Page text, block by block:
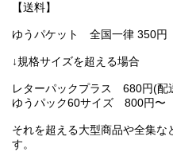
【送料】
ゆうパケット 全国一律 350円
↓規格サイズを超える場合
レターパックプラス 680円(配
ゆうパック60サイズ 800円
それを超える大型商品や全集な
す。